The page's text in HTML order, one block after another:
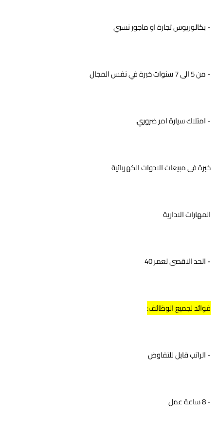
- بكالوريوس تجارة او ماجور نسبي
- من 5 الى 7 سنوات خبرة في نفس المجال
- امتلاك سيارة امر ضروري.
خبرة في مبيعات الادوات الكهربائية
المهارات الادارية
- الحد الاقصى لعمر 40
فوائد لجميع الوظائف:
- الراتب قابل للتفاوض
- 8 ساعة عمل